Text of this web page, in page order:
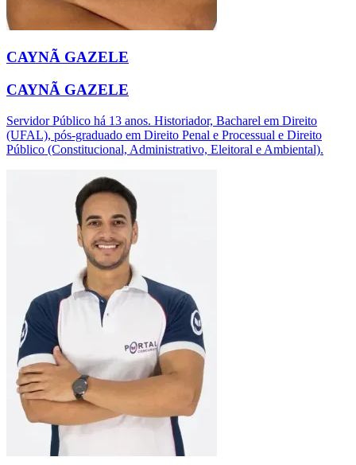
CAYNÃ GAZELE
CAYNÃ GAZELE
Servidor Público há 13 anos. Historiador, Bacharel em Direito
(UFAL), pós-graduado em Direito Penal e Processual e Direito
Público (Constitucional, Administrativo, Eleitoral e Ambiental).